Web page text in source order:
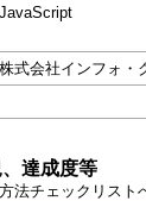
JavaScript
株式会社インフォ・
達成度等
チェックリスト